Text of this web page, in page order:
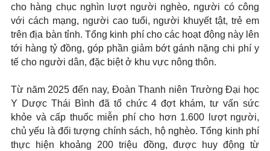
cho hàng chục nghìn lượt người nghèo, người có công
với cách mạng, người cao tuổi, người khuyết tật, trẻ em
trên địa bàn tỉnh. Tổng kinh phí cho các hoạt động này lên
tới hàng tỷ đồng, góp phần giảm bớt gánh nặng chi phí y
tế cho người dân, đặc biệt ở khu vực nông thôn.
Từ năm 2025 đến nay, Đoàn Thanh niên Trường Đại học
Y Dược Thái Bình đã tổ chức 4 đợt khám, tư vấn sức
khỏe và cấp thuốc miễn phí cho hơn 1.600 lượt người,
chủ yếu là đối tượng chính sách, hộ nghèo. Tổng kinh phí
thực hiện khoảng 200 triệu đồng, được huy động từ